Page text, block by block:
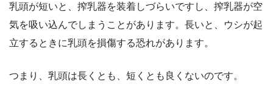
乳頭が短いと、搾乳器を装着しづらいですし、搾乳器が空
気を吸い込んでしまうことがあります。長いと、ウシが起
立するときに乳頭を損傷する恐れがあります。
つまり、乳頭は長くとも、短くとも良くないのです。